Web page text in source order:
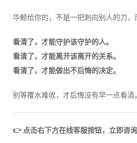
华鲸给你的，不是一把刺向别人的刀，
看清了，才能守护该守护的人。
看清了，才能离开该离开的关系。
看清了，才能做出不后悔的决定。
别等覆水难收，才后悔没有早一点看清。
👉 点击右下方在线客服按钮，立即咨